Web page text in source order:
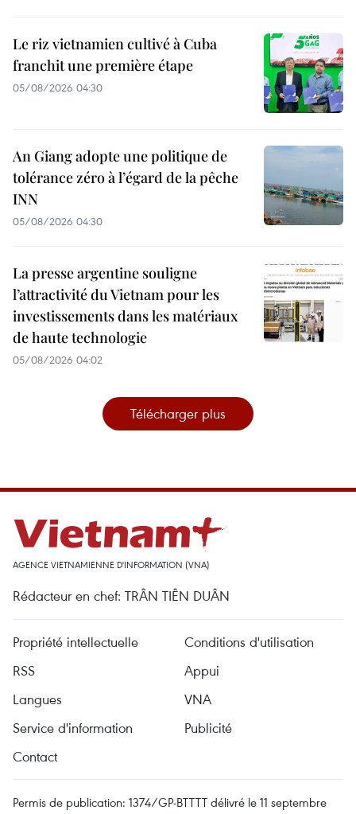
Le riz vietnamien cultivé à Cuba
franchit une première étape
05/08/2026 04:30
An Giang adopte une politique de
tolérance zéro à l’égard de la pêche
INN
05/08/2026 04:30
La presse argentine souligne
l’attractivité du Vietnam pour les
investissements dans les matériaux
de haute technologie
05/08/2026 04:02
Télécharger plus
AGENCE VIETNAMIENNE D'INFORMATION (VNA)
Rédacteur en chef: TRÂN TIÊN DUÂN
Propriété intellectuelle
Conditions d'utilisation
RSS
Appui
Langues
VNA
Service d'information
Publicité
Contact
Permis de publication: 1374/GP-BTTTT délivré le 11 septembre